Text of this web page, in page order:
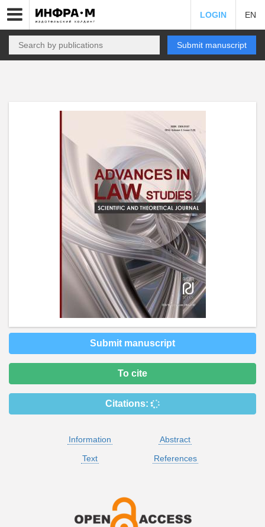
LOGIN EN
Submit manuscript
Submit manuscript
To cite
Citations:
Information
Abstract
Text
References